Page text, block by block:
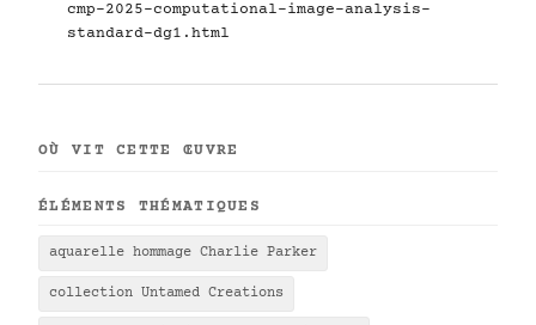
cmp-2025-computational-image-analysis-
standard-dg1.html
OÙ VIT CETTE ŒUVRE
ÉLÉMENTS THÉMATIQUES
aquarelle hommage Charlie Parker
collection Untamed Creations